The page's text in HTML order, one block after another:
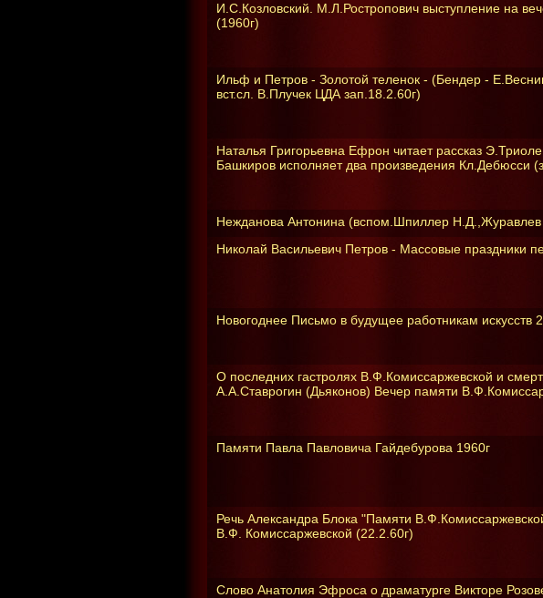
И.С.Козловский. М.Л.Ростропович выступление на
(1960г)
Ильф и Петров - Золотой теленок - (Бендер -
вст.сл. В.Плучек ЦДА зап.18.2.60г)
Наталья Григорьевна Ефрон читает рассказ
Башкиров исполняет два произведения Кл.Дебюсси
Нежданова Антонина (вспом.Шпиллер
Николай Васильевич Петров - Массовые праздники
Новогоднее Письмо в будущее работникам
О последних гастролях В.Ф.Комиссаржевской и
А.А.Ставрогин (Дьяконов) Вечер памяти
Памяти Павла Павловича Гайдебурова 1960г
Речь Александра Блока "Памяти
В.Ф. Комиссаржевской (22.2.60г)
Слово Анатолия Эфроса о драматурге Викторе